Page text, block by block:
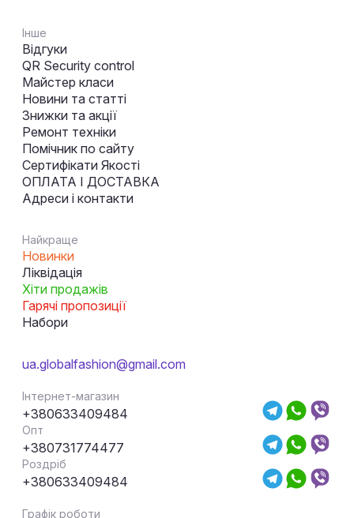
Інше
Відгуки
QR Security control
Майстер класи
Новини та статті
Знижки та акції
Ремонт техніки
Помічник по сайту
Сертифікати Якості
ОПЛАТА І ДОСТАВКА
Адреси і контакти
Найкраще
Новинки
Ліквідація
Хіти продажів
Гарячі пропозиції
Набори
ua.globalfashion@gmail.com
Інтернет-магазин
+380633409484
Опт
+380731774477
Роздріб
+380633409484
Графік роботи